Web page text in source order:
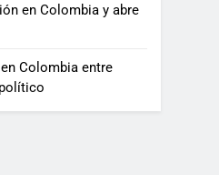
en Colombia y abre
Colombia entre